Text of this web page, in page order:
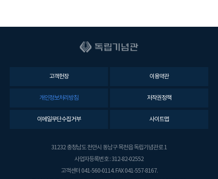
고객헌장 이용약관
개인정보처리방침 저작권정책
이메일무단수집거부 사이트맵
31232 충청남도 천안시 동남구 목천읍 독립기념관로 1
사업자등록번호 : 312-82-02552
고객센터 041-560-0114. FAX 041-557-8167.